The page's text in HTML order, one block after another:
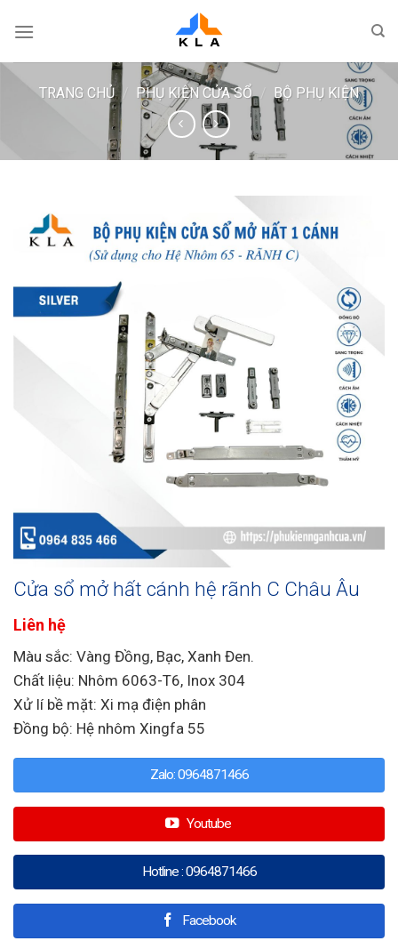
qua
TRANG CHỦ / PHỤ KIỆN CỬA SỔ / BỘ PHỤ KIỆN
Cửa sổ mở hất cánh hệ rãnh C Châu Âu
Liên hệ
Màu sắc: Vàng Đồng, Bạc, Xanh Đen.
Chất liệu: Nhôm 6063-T6, Inox 304
Xử lí bề mặt: Xi mạ điện phân
Đồng bộ: Hệ nhôm Xingfa 55
Zalo: 0964871466
Youtube
Hotline : 0964871466
Facebook